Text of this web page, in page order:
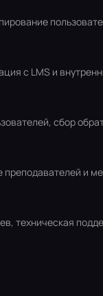
с LMS и
сбор
и
техническая